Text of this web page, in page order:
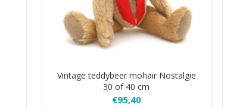
Vintage teddybeer mohair Nostalgie
30 of 40 cm
€95,40